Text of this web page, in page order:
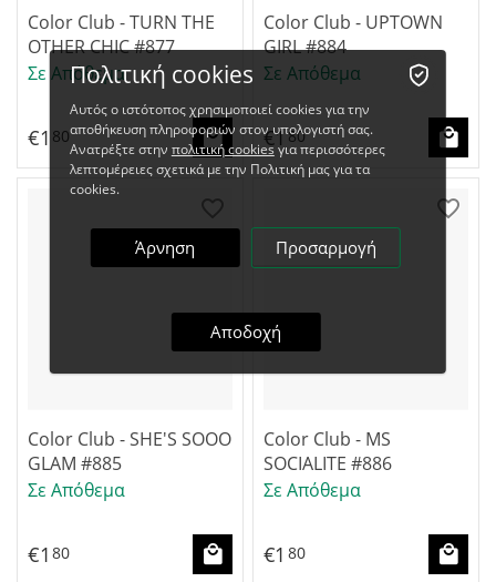
Color Club - TURN THE
OTHER CHIC #877
Σε Απόθεμα
€1 80
Color Club - UPTOWN
GIRL #884
Σε Απόθεμα
€180
Color Club - SHE'S SOOO
GLAM #885
Σε Απόθεμα
€1 80
Color Club - MS
SOCIALITE #886
Σε Απόθεμα
€1 80
Πολιτική cookies
Αυτός ο ιστότοπος χρησιμοποιεί cookies για την
αποθήκευση πληροφοριών στον υπολογιστή σας.
Ανατρέξτε στην πολιτική cookiesγια περισσότερες
λεπτομέρειες σχετικά με την Πολιτική μας για τα
cookies.
Άρνηση Προσαρμογή
Αποδοχή